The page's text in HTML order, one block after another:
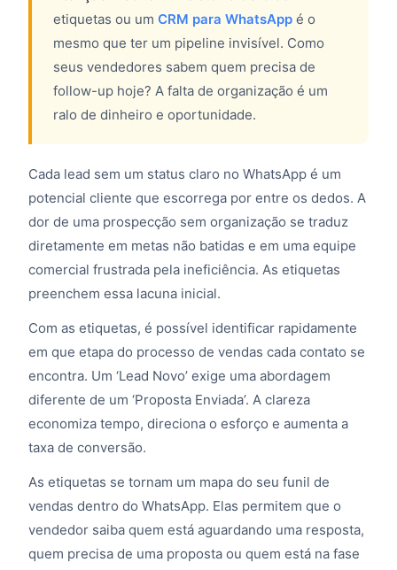
etiquetas ou um CRM para WhatsApp é o
mesmo que ter um pipeline invisível. Como
seus vendedores sabem quem precisa de
follow-up hoje? A falta de organização é um
ralo de dinheiro e oportunidade.
Cada lead sem um status claro no WhatsApp é um
potencial cliente que escorrega por entre os dedos. A
dor de uma prospecção sem organização se traduz
diretamente em metas não batidas e em uma equipe
comercial frustrada pela ineficiência. As etiquetas
preenchem essa lacuna inicial.
Com as etiquetas, é possível identificar rapidamente
em que etapa do processo de vendas cada contato se
encontra. Um ‘Lead Novo’ exige uma abordagem
diferente de um ‘Proposta Enviada’. A clareza
economiza tempo, direciona o esforço e aumenta a
taxa de conversão.
As etiquetas se tornam um mapa do seu funil de
vendas dentro do WhatsApp. Elas permitem que o
vendedor saiba quem está aguardando uma resposta,
quem precisa de uma proposta ou quem está na fase